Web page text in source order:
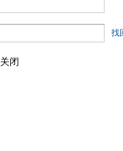
找
关闭